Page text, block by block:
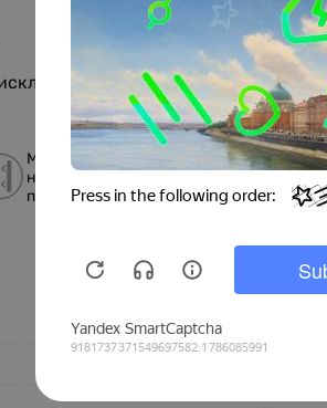
целыми листами.
Монтаж на
неровную
поверхность
Стойкость к
лучам
BJX8-3040